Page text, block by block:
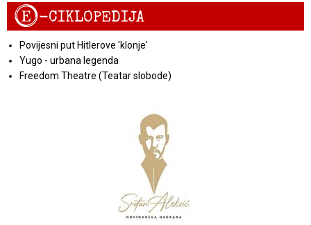
E-CIKLOPEDIJA
Povijesni put Hitlerove 'klonje'
Yugo - urbana legenda
Freedom Theatre (Teatar slobode)